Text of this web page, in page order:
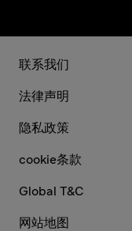
联系我们
法律声明
隐私政策
cookie条款
Global T&C
网站地图